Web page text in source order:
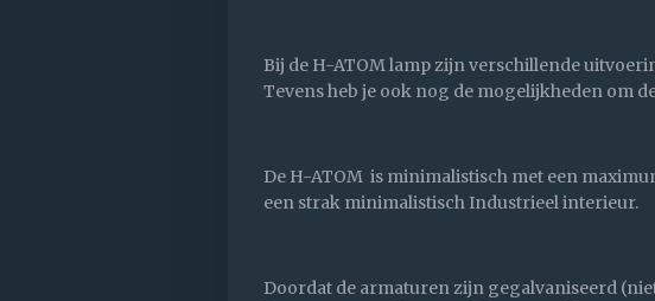
Bij de H-ATOM lamp zijn verschillende
Tevens heb je ook nog de mogelijkheden om
De H-ATOM is minimalistisch met een
een strak minimalistisch Industrieel interieur.
Doordat de armaturen zijn gegalvaniseerd